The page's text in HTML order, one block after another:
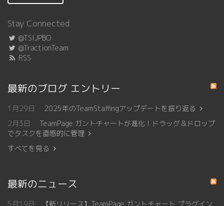
Stay Connected
@TSIJPBO
@TractionTeam
RSS
最新のブログ エントリー
1月29日
2025年のTeamStaffingアップデートを振り返る
2月3日
TeamPage ガントチャートが進化！ドラッグ＆ドロップ
でタスクを直感的に管理
すべてを見る
最新のニュース
5月19日 【新リリース】TeamPage ガントチャート プラグイン